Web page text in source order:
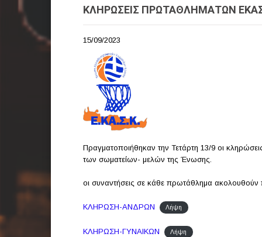
ΚΛΗΡΩΣΕΙΣ ΠΡΩΤΑΘΛΗΜΑΤΩΝ
15/09/2023
Πραγματοποιήθηκαν την Τετάρτη 13/9 οι
των σωματείων- μελών της Ένωσης.
οι συναντήσεις σε κάθε πρωτάθλημα
ΚΛΗΡΩΣΗ-ΑΝΔΡΩΝ Λήψη
ΚΛΗΡΩΣΗ-ΓΥΝΑΙΚΩΝ Λήψη